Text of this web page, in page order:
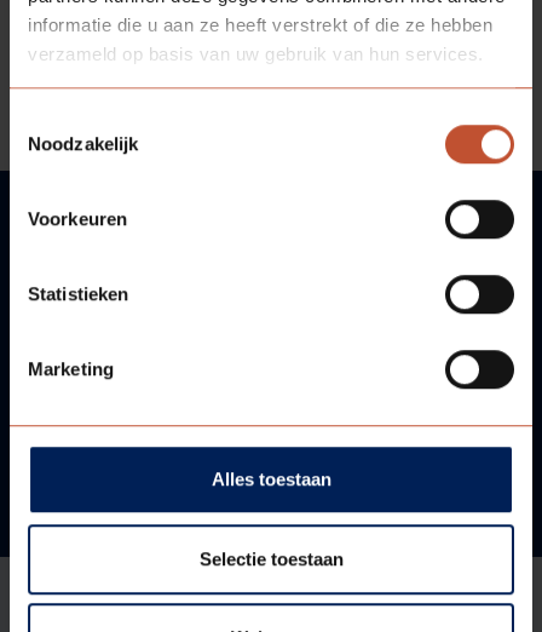
informatie die u aan ze heeft verstrekt of die ze hebben
verzameld op basis van uw gebruik van hun services.
Noodzakelijk
Voorkeuren
Statistieken
Marketing
Alles toestaan
Selectie toestaan
VRAGEN?